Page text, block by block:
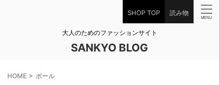
SHOP TOP 読み物
大人のためのファッションサイト
SANKYO BLOG
HOME > ボール